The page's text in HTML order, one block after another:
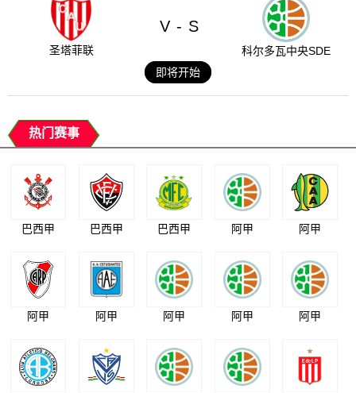
圣塔菲联
V - S
科尔多瓦中央SDE
即将开始
热门赛事
巴西甲 巴西甲 巴西甲 阿甲 阿甲
阿甲 阿甲 阿甲 阿甲 阿甲